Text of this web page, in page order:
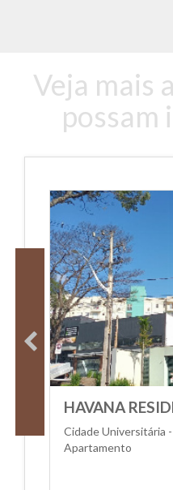
Veja mais
possam
HAVANA
Cidade Universitária
Apartamento